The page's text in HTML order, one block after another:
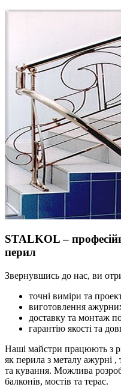
STALKOL –
перил
Звернувшись до нас, ви
точні виміри та
виготовлення
доставку та монтаж
гарантію якості та
Наші майстри працюють з
як перила з металу ажурні ,
та кування. Можлива
балконів, мостів та терас.